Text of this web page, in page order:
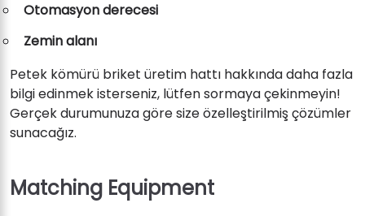
Otomasyon derecesi
Zemin alanı
Petek kömürü briket üretim hattı hakkında daha fazla
bilgi edinmek isterseniz, lütfen sormaya çekinmeyin!
Gerçek durumunuza göre size özelleştirilmiş çözümler
sunacağız.